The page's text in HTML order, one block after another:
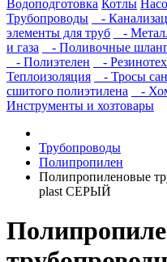
Водоподготовка Котлы
Трубопроводы
-
элементы для труб
-
и газа
- Поливочные
- Полиэтелен
-
Теплоизоляция
- Тросы
сшитого полиэтилена
-
Инструменты и хозтовары
Трубопроводы
Полипропилен
Полипропиленовые
plast СЕРЫЙ